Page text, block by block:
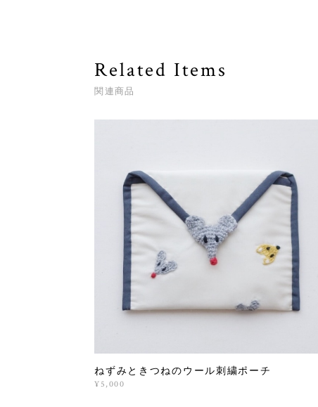
Related Items
関連商品
ねずみときつねのウール刺繍ポーチ
¥5,000